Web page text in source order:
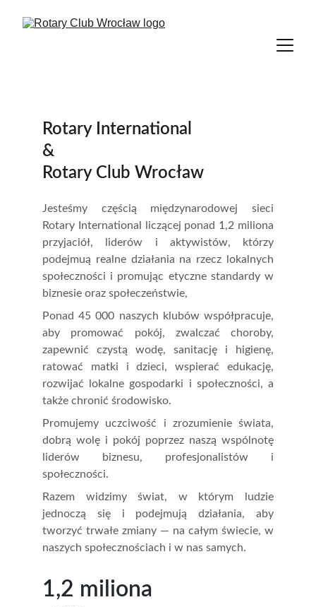
Rotary International
&
Rotary Club Wrocław
Jesteśmy częścią międzynarodowej sieci
Rotary International liczącej ponad 1,2 miliona
przyjaciół, liderów i aktywistów, którzy
podejmuą realne działania na rzecz lokalnych
społeczności i promując etyczne standardy w
biznesie oraz społeczeństwie,
Ponad 45 000 naszych klubów współpracuje,
aby promować pokój, zwalczać choroby,
zapewnić czystą wodę, sanitację i higienę,
ratować matki i dzieci, wspierać edukację,
rozwijać lokalne gospodarki i społeczności, a
także chronić środowisko.
Promujemy uczciwość i zrozumienie świata,
dobrą wolę i pokój poprzez naszą wspólnotę
liderów biznesu, profesjonalistów i
społeczności.
Razem widzimy świat, w którym ludzie
jednoczą się i podejmują działania, aby
tworzyć trwałe zmiany — na całym świecie, w
naszych społecznościach i w nas samych.
1,2 miliona